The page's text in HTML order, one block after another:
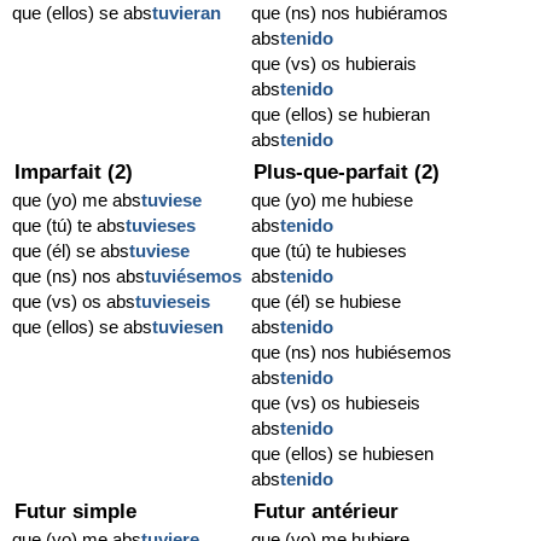
que (ellos) se abstuvieran
que (ns) nos hubiéramos
abstenido
que (vs) os hubierais
abstenido
que (ellos) se hubieran
abstenido
Imparfait (2)
que (yo) me abstuviese
que (tú) te abstuvieses
que (él) se abstuviese
que (ns) nos abstuviésemos
que (vs) os abstuvieseis
que (ellos) se abstuviesen
Plus-que-parfait (2)
que (yo) me hubiese
abstenido
que (tú) te hubieses
abstenido
que (él) se hubiese
abstenido
que (ns) nos hubiésemos
abstenido
que (vs) os hubieseis
abstenido
que (ellos) se hubiesen
abstenido
Futur simple Futur antérieur